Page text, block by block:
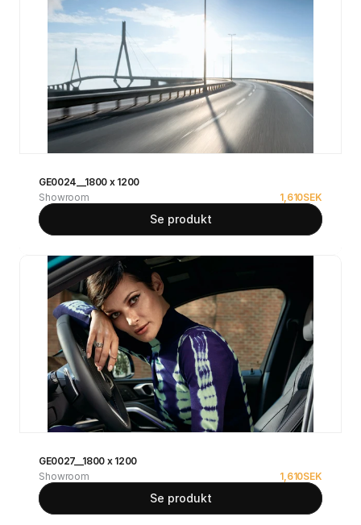
GE0024__1800 x 1200
Showroom
1,610SEK
Se produkt
GE0027__1800 x 1200
Showroom
1,610SEK
Se produkt